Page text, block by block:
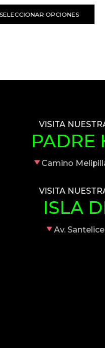
SELECCIONAR OPCIONES
VISITA
PADRE
Camino
VISITA
ISLA
Av.